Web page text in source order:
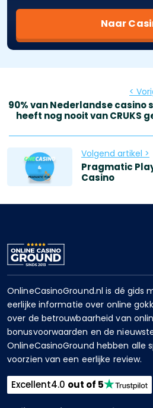
Naar
<
90% van Nederlandse casino
heeft nog nooit van CRUKS
Volgend artikel >
Pragmatic
Casino
OnlineCasinoGround.nl is dé gids
eerlijke informatie over online
over de betrouwbaarheid van
bonusvoorwaarden en de
OnlineCasinoGround hebben alle
voorzien van een eerlijke review.
Excellent4.0 out of 5